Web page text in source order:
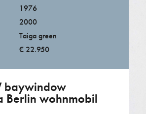
1976
2000
Taiga green
€ 22.950
baywindow
Berlin wohnmobil